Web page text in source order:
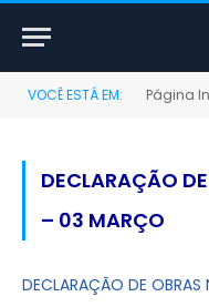
VOCÊ ESTÁ EM: Página
DECLARAÇÃO
– 03 MARÇO
DECLARAÇÃO DE